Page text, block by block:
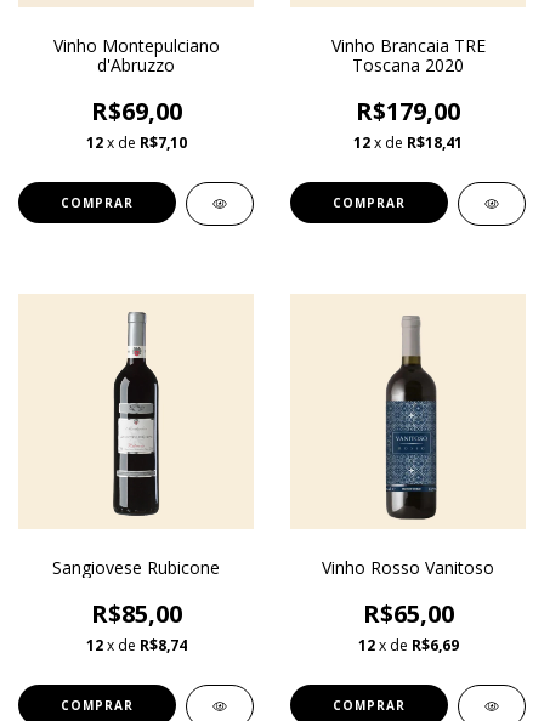
Vinho Montepulciano
d'Abruzzo
R$69,00
12 x de R$7,10
Vinho Brancaia TRE
Toscana 2020
R$179,00
12x de R$18,41
Sangiovese Rubicone
R$85,00
12 x de R$8,74
Vinho Rosso Vanitoso
R$65,00
12 x de R$6,69